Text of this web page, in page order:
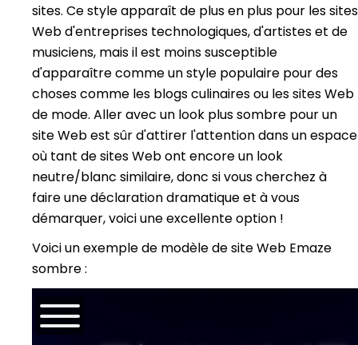
sites. Ce style apparaît de plus en plus pour les sites
Web d'entreprises technologiques, d'artistes et de
musiciens, mais il est moins susceptible
d'apparaître comme un style populaire pour des
choses comme les blogs culinaires ou les sites Web
de mode. Aller avec un look plus sombre pour un
site Web est sûr d'attirer l'attention dans un espace
où tant de sites Web ont encore un look
neutre/blanc similaire, donc si vous cherchez à
faire une déclaration dramatique et à vous
démarquer, voici une excellente option !
Voici un exemple de modèle de site Web Emaze
sombre :